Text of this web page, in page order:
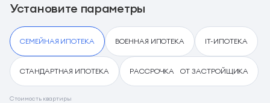
Установите параметры
СЕМЕЙНАЯ ИПОТЕКА ВОЕННАЯ ИПОТЕКА IT-ИПОТЕКА
СТАНДАРТНАЯ ИПОТЕКА РАССРОЧКА ОТ ЗАСТРОЙЩИКА
Стоимость квартиры